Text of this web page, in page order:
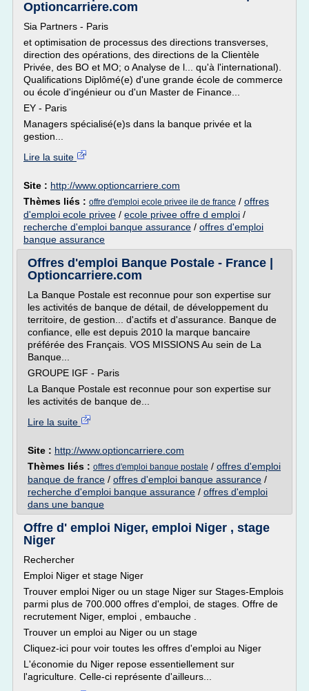
Optioncarriere.com
Sia Partners - Paris
et optimisation de processus des directions transverses,
direction des opérations, des directions de la Clientèle
Privée, des BO et MO; o Analyse de l... qu'à l'international).
Qualifications Diplômé(e) d'une grande école de commerce
ou école d'ingénieur ou d'un Master de Finance...
EY - Paris
Managers spécialisé(e)s dans la banque privée et la
gestion...
Lire la suite
Site : http://www.optioncarriere.com
Thèmes liés : offre d'emploi ecole privee ile de france / offres
d'emploi ecole privee / ecole privee offre d emploi /
recherche d'emploi banque assurance / offres d'emploi
banque assurance
Offres d'emploi Banque Postale - France |
Optioncarriere.com
La Banque Postale est reconnue pour son expertise sur
les activités de banque de détail, de développement du
territoire, de gestion... d'actifs et d'assurance. Banque de
confiance, elle est depuis 2010 la marque bancaire
préférée des Français. VOS MISSIONS Au sein de La
Banque...
GROUPE IGF - Paris
La Banque Postale est reconnue pour son expertise sur
les activités de banque de...
Lire la suite
Site : http://www.optioncarriere.com
Thèmes liés : offres d'emploi banque postale / offres d'emploi
banque de france / offres d'emploi banque assurance /
recherche d'emploi banque assurance / offres d'emploi
dans une banque
Offre d' emploi Niger, emploi Niger , stage
Niger
Rechercher
Emploi Niger et stage Niger
Trouver emploi Niger ou un stage Niger sur Stages-Emplois
parmi plus de 700.000 offres d'emploi, de stages. Offre de
recrutement Niger, emploi , embauche .
Trouver un emploi au Niger ou un stage
Cliquez-ici pour voir toutes les offres d'emploi au Niger
L'économie du Niger repose essentiellement sur
l'agriculture. Celle-ci représente d'ailleurs...